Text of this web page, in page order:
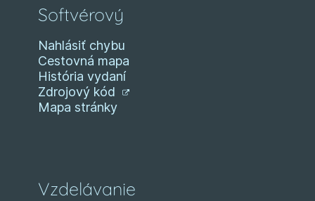
Softvérový
Nahlásiť chybu
Cestovná mapa
História vydaní
Zdrojový kód
Mapa stránky
Vzdelávanie